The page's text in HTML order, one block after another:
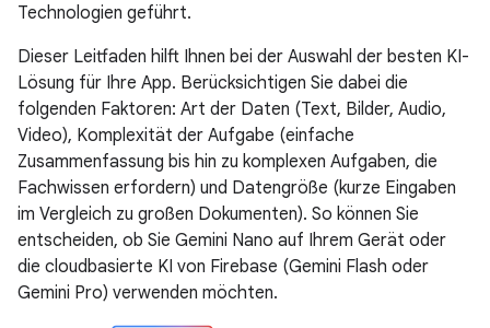
Technologien geführt.
Dieser Leitfaden hilft Ihnen bei der Auswahl der besten KI-
Lösung für Ihre App. Berücksichtigen Sie dabei die
folgenden Faktoren: Art der Daten (Text, Bilder, Audio,
Video), Komplexität der Aufgabe (einfache
Zusammenfassung bis hin zu komplexen Aufgaben, die
Fachwissen erfordern) und Datengröße (kurze Eingaben
im Vergleich zu großen Dokumenten). So können Sie
entscheiden, ob Sie Gemini Nano auf Ihrem Gerät oder
die cloudbasierte KI von Firebase (Gemini Flash oder
Gemini Pro) verwenden möchten.